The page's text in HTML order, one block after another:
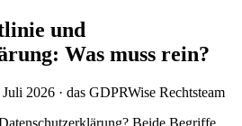
und
Was muss rein?
2026 · das GDPRWise Rechtsteam
Beide Begriffe